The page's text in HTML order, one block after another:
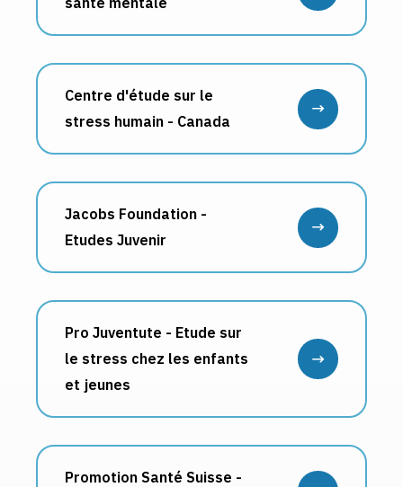
Centre d'étude sur le
stress humain - Canada
Jacobs Foundation -
Etudes Juvenir
Pro Juventute - Etude sur
le stress chez les enfants
et jeunes
Promotion Santé Suisse -